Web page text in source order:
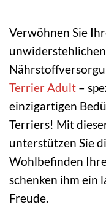
Verwöhnen Sie
Terrier Adult –
einzigartigen
Terriers! Mit
unterstützen Sie
Wohlbefinden
schenken ihm ein
Freude.